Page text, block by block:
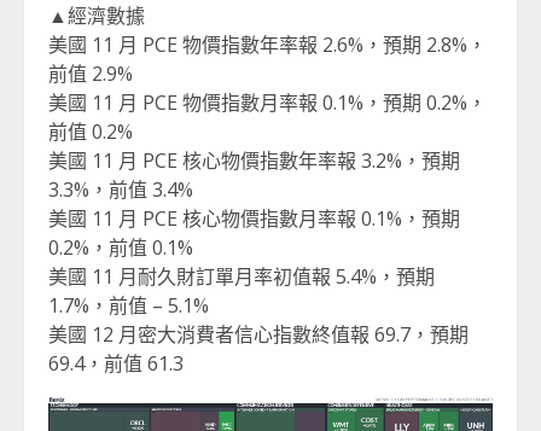
▲經濟數據
美國 11 月 PCE 物價指數年率報 2.6%，預期 2.8%，
前值 2.9%
美國 11 月 PCE 物價指數月率報 0.1%，預期 0.2%，
前值 0.2%
美國 11 月 PCE 核心物價指數年率報 3.2%，預期
3.3%，前值 3.4%
美國 11 月 PCE 核心物價指數月率報 0.1%，預期
0.2%，前值 0.1%
美國 11 月耐久財訂單月率初值報 5.4%，預期
1.7%，前值 – 5.1%
美國 12 月密大消費者信心指數終值報 69.7，預期
69.4，前值 61.3